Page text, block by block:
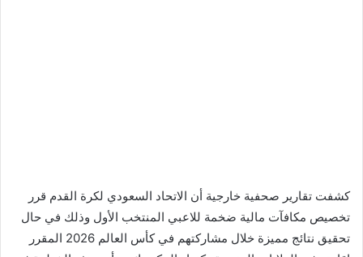
كشفت تقارير صحفية خارجية أن الاتحاد السعودي لكرة القدم قرر
تخصيص مكافآت مالية ضخمة للاعبي المنتخب الأول وذلك في حال
تحقيق نتائج مميزة خلال مشاركتهم في كأس العالم 2026 المقرر